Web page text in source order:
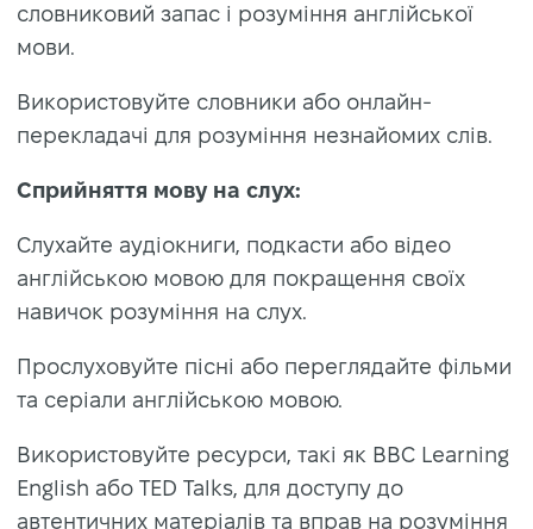
словниковий запас і розуміння англійської
мови.
Використовуйте словники або онлайн-
перекладачі для розуміння незнайомих слів.
Сприйняття мову на слух:
Слухайте аудіокниги, подкасти або відео
англійською мовою для покращення своїх
навичок розуміння на слух.
Прослуховуйте пісні або переглядайте фільми
та серіали англійською мовою.
Використовуйте ресурси, такі як BBC Learning
English або TED Talks, для доступу до
автентичних матеріалів та вправ на розуміння